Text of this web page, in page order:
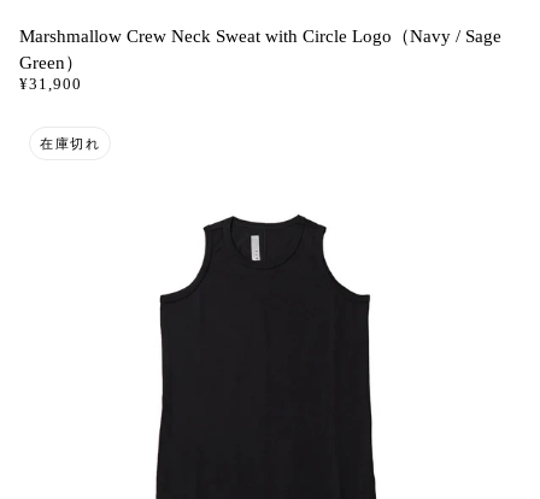
Marshmallow Crew Neck Sweat with Circle Logo（Navy / Sage
Green）
¥31,900
在庫切れ